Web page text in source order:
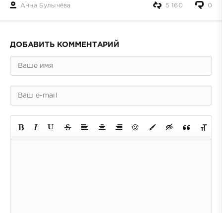
Анна Булычёва 0
5 160
ДОБАВИТЬ КОММЕНТАРИЙ